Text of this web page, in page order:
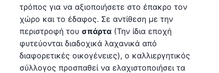
τρόπος για να αξιοποιήσετε στο έπακρο τον
χώρο και το έδαφος. Σε αντίθεση με την
περιστροφή του σπάρτα (Την ίδια εποχή
φυτεύονται διαδοχικά λαχανικά από
διαφορετικές οικογένειες), ο καλλιεργητικός
σύλλογος προσπαθεί να ελαχιστοποιήσει τα